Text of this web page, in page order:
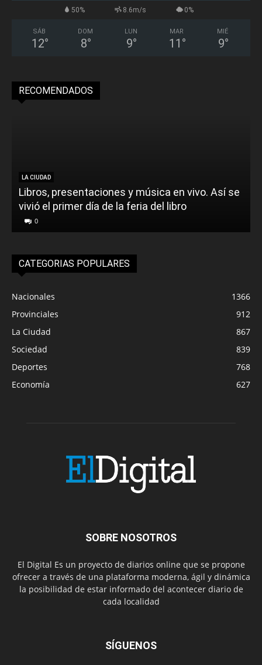
50% 8.6m/s 0%
SÁB
12°
DOM
8°
LUN
9°
MAR
11 °
MIÉ
9°
RECOMENDADOS
LA CIUDAD
Libros, presentaciones y música en vivo. Así se
vivió el primer día de la feria del libro
0
CATEGORIAS POPULARES
Nacionales
1366
Provinciales
912
La Ciudad
867
Sociedad
839
Deportes
768
Economía
627
SOBRE NOSOTROS
El Digital Es un proyecto de diarios online que se propone
ofrecer a través de una plataforma moderna, ágil y dinámica
la posibilidad de estar informado del acontecer diario de
cada localidad
SÍGUENOS